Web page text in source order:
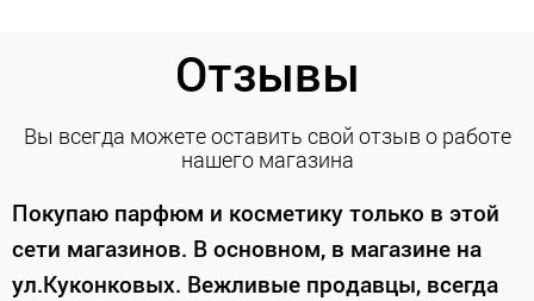
Отзывы
Вы всегда можете оставить свой отзыв о работе
нашего магазина
Покупаю парфюм и косметику только в этой
сети магазинов. В основном, в магазине на
ул.Куконковых. Вежливые продавцы, всегда